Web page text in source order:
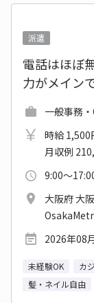
派遣
電話はほぼ
力がメイン
一般事務
時給
月収例
9:00～
大阪府 大
2026年08
未経験OK カ
髪・ネイル自由